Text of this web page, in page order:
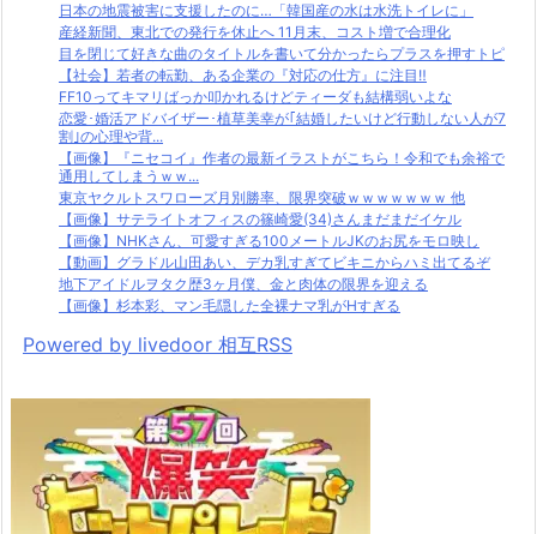
日本の地震被害に支援したのに…「韓国産の水は水洗トイレに」
産経新聞、東北での発行を休止へ 11月末、コスト増で合理化
目を閉じて好きな曲のタイトルを書いて分かったらプラスを押すトピ
【社会】若者の転勤、ある企業の『対応の仕方』に注目‼
FF10ってキマリばっか叩かれるけどティーダも結構弱いよな
恋愛･婚活アドバイザー･植草美幸が｢結婚したいけど行動しない人が7
割｣の心理や背...
【画像】『ニセコイ』作者の最新イラストがこちら！令和でも余裕で
通用してしまうｗｗ...
東京ヤクルトスワローズ月別勝率、限界突破ｗｗｗｗｗｗｗ 他
【画像】サテライトオフィスの篠崎愛(34)さんまだまだイケル
【画像】NHKさん、可愛すぎる100メートルJKのお尻をモロ映し
【動画】グラドル山田あい、デカ乳すぎてビキニからハミ出てるぞ
地下アイドルヲタク歴3ヶ月僕、金と肉体の限界を迎える
【画像】杉本彩、マン毛隠した全裸ナマ乳がHすぎる
Powered by livedoor 相互RSS